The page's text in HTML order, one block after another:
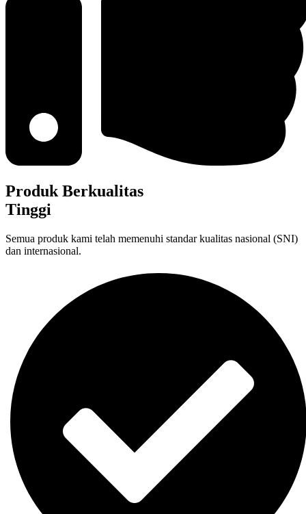
Produk Berkualitas
Tinggi
Semua produk kami telah memenuhi standar kualitas nasional (SNI)
dan internasional.